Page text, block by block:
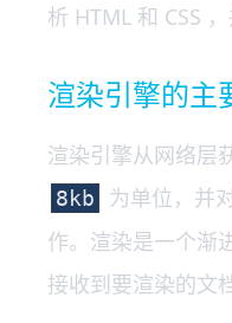
析 HTML 和 CSS ，
渲染引擎的主
渲染引擎从网络层
8kb
为单位，并
作。渲染是一个渐
接收到要渲染的文